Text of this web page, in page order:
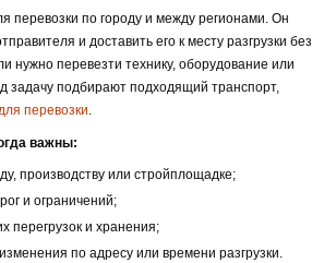
перевозки по городу и между регионами. Он
и доставить его к месту разгрузки без
нужно перевезти технику, оборудование или
задачу подбирают подходящий транспорт,
перевозки.
важны:
производству или стройплощадке;
и ограничений;
перегрузок и хранения;
по адресу или времени разгрузки.